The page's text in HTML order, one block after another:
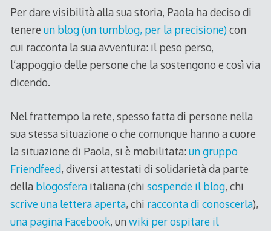
Per dare visibilità alla sua storia, Paola ha deciso di
tenere un blog (un tumblog, per la precisione)con
cui racconta la sua avventura: il peso perso,
l’appoggio delle persone che la sostengono e così via
dicendo.
Nel frattempo la rete, spesso fatta di persone nella
sua stessa situazione o che comunque hanno a cuore
la situazione di Paola, si è mobilitata:un gruppo
Friendfeed, diversi attestati di solidarietà da parte
della blogosfera italiana (chi sospende il blog, chi
scrive una lettera aperta, chi racconta di conoscerla),
una pagina Facebook, unwiki per ospitare il